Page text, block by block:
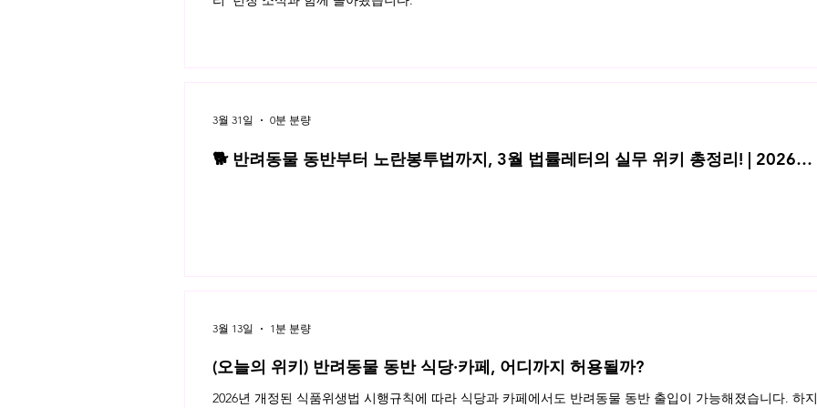
🐕 반려동물 동반부터 노란봉투법까지, 3월 법률레터의 실무 위키 총정리! | 2026년
3월 31일 0분 분량
(오늘의 위키) 반려동물 동반 식당·카페, 어디까지 허용될까?
2026년 개정된 식품위생법 시행규칙에 따라 식당과 카페에서도 반려동물 동반 출입이 가능해졌습니다. 하지
3월 13일 1분 분량